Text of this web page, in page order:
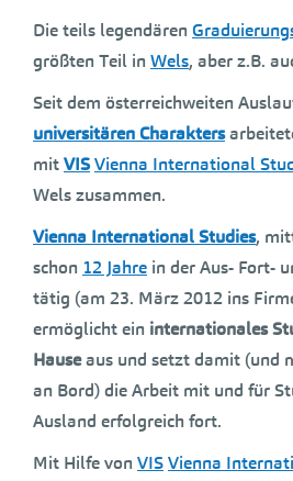
Die teils legendären
größten Teil in Wels, aber z.B.
Seit dem österreichweiten
universitären Charakters
mitVISVienna International
Wels zusammen.
Vienna International Studies,
schon 12 Jahre in der Aus- Fort-
tätig (am 23. März 2012 ins
ermöglicht ein internationales
Hauseaus und setzt damit (und
an Bord) die Arbeit mit und für
Ausland erfolgreich fort.
Mit Hilfe von VISVienna